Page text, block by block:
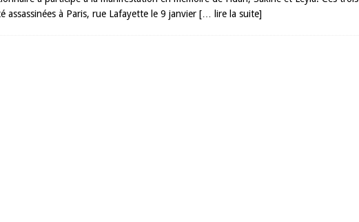
assassinées à Paris, rue Lafayette le 9 janvier [… lire la suite]